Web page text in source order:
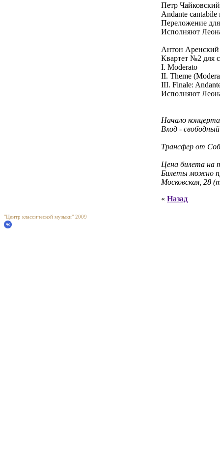
Петр
Andante
Переложение
Исполняют
Антон Аренский
Квартет №2 для
I. Moderato
II. Theme
III. Finale:
Исполняют
Начало
Вход - свободный
Трансфер от
Цена билета на
Билеты можно
Московская, 28
« Назад
"Центр классической музыки" 2009